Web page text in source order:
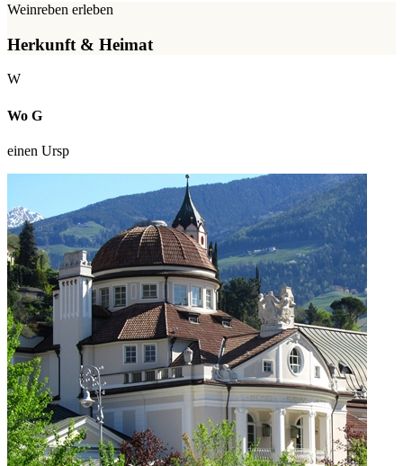
Weinreben erleben
Herkunft & Heimat
W
Wo G
einen Ursp